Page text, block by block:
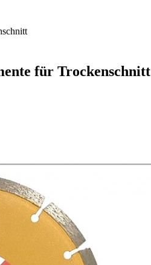
für Trockenschnitt